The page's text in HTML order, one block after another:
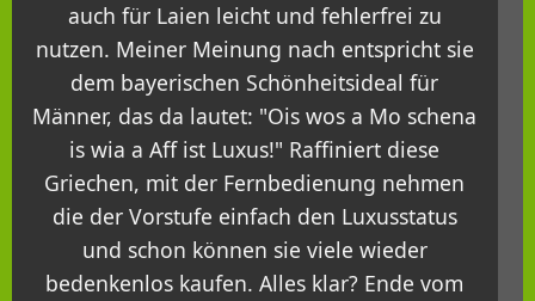
auch für Laien leicht und fehlerfrei zu
nutzen. Meiner Meinung nach entspricht sie
dem bayerischen Schönheitsideal für
Männer, das da lautet: "Ois wos a Mo schena
is wia a Aff ist Luxus!" Raffiniert diese
Griechen, mit der Fernbedienung nehmen
die der Vorstufe einfach den Luxusstatus
und schon können sie viele wieder
bedenkenlos kaufen. Alles klar? Ende vom